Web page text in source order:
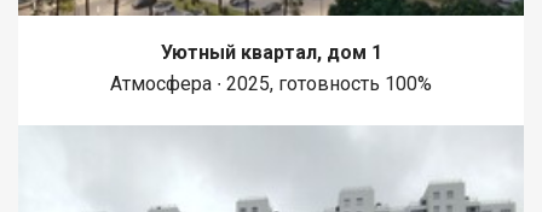
Уютный квартал, дом 1
Атмосфера ∙ 2025, готовность 100%